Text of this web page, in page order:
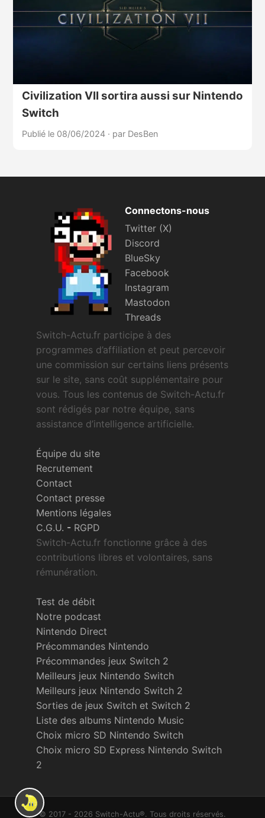
Civilization VII sortira aussi sur Nintendo
Switch
Publié le 08/06/2024 · par DesBen
Connectons-nous
Twitter (X)
Discord
BlueSky
Facebook
Instagram
Mastodon
Threads
Switch-Actu.fr participe à des
programmes d’affiliation et peut percevoir
une commission sur certains liens présents
sur le site, sans coût supplémentaire pour
vous. Tous les contenus de Switch-Actu.fr
sont rédigés par notre équipe, sans
assistance d’intelligence artificielle.
Équipe du site
Recrutement
Contact
Contact presse
Mentions légales
C.G.U. - RGPD
Switch-Actu.fr fonctionne grâce à des
contributions libres et volontaires, sans
rémunération.
Test de débit
Notre podcast
Nintendo Direct
Précommandes Nintendo
Précommandes jeux Switch 2
Meilleurs jeux Nintendo Switch
Meilleurs jeux Nintendo Switch 2
Sorties de jeux Switch et Switch 2
Liste des albums Nintendo Music
Choix micro SD Nintendo Switch
Choix micro SD Express Nintendo Switch
2
© 2017 - 2026 Switch-Actu®. Tous droits réservés.